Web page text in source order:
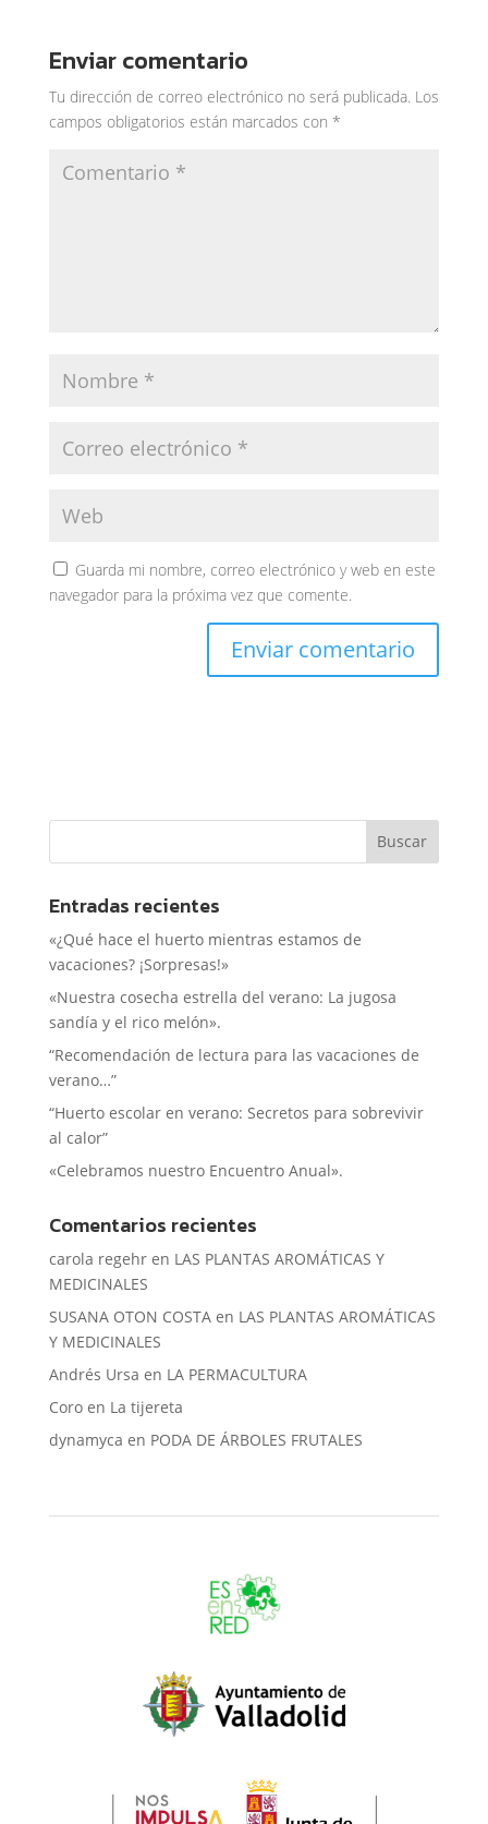
Enviar comentario
Tu dirección de correo electrónico no será publicada. Los
campos obligatorios están marcados con *
Guarda mi nombre, correo electrónico y web en este
navegador para la próxima vez que comente.
Entradas recientes
«¿Qué hace el huerto mientras estamos de
vacaciones? ¡Sorpresas!»
«Nuestra cosecha estrella del verano: La jugosa
sandía y el rico melón».
“Recomendación de lectura para las vacaciones de
verano…”
“Huerto escolar en verano: Secretos para sobrevivir
al calor”
«Celebramos nuestro Encuentro Anual».
Comentarios recientes
carola regehren LAS PLANTAS AROMÁTICAS Y
MEDICINALES
SUSANA OTON COSTAen LAS PLANTAS AROMÁTICAS
Y MEDICINALES
Andrés Ursa en LA PERMACULTURA
Coroen La tijereta
dynamyca en PODA DE ÁRBOLES FRUTALES